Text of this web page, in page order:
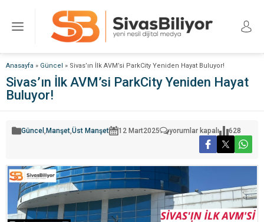
Anasayfa » Güncel » Sivas’ın İlk AVM’si ParkCity Yeniden Hayat Buluyor!
Sivas’ın İlk AVM’si ParkCity Yeniden Hayat
Buluyor!
Güncel , Manşet,Üst Manşet 12 Mart2025
Sivas’ın
Yeniden
yorumlar kapalı 628